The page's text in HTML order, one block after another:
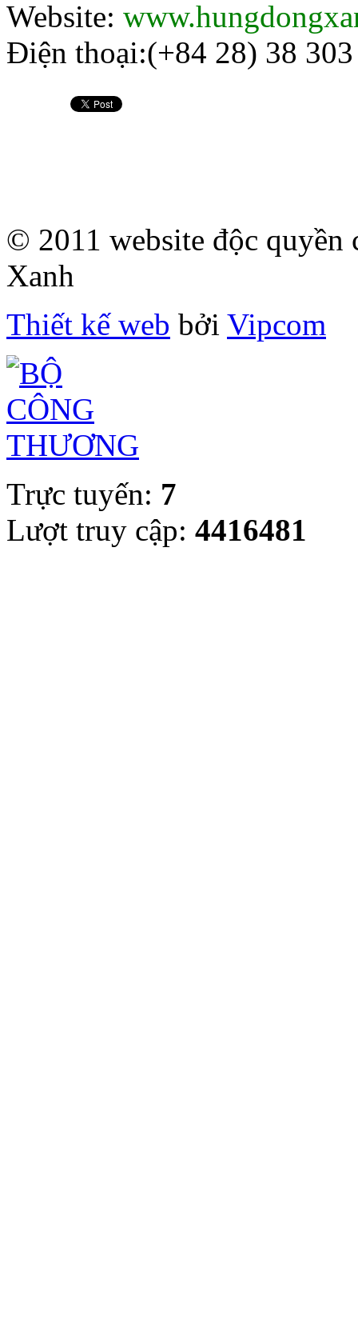
Website:
Điện thoại:(+84 28) 38
© 2011 website độc
Xanh
Thiết kế web bởi Vipcom
Trực tuyến: 7
Lượt truy cập: 4416481